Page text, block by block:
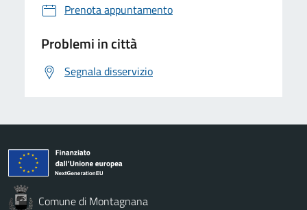
Prenota appuntamento
Problemi in città
Segnala disservizio
Comune di Montagnana